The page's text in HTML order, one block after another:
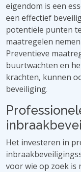
eigendom is een
een effectief
potentiële punten
maatregelen
Preventieve
buurtwachten en
krachten, kunnen
beveiliging.
Het investeren in
voor wie op zoek is